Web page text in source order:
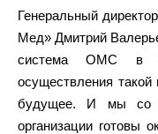
Генеральный
Мед» Дмитрий
система ОМС в
осуществления
будущее. И мы со
организации готовы